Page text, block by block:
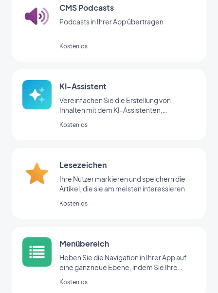
CMS Podcasts
Podcasts in Ihrer App übertragen
Kostenlos
KI-Assistent
Vereinfachen Sie die Erstellung von
Inhalten mit dem KI-Assistenten,
Kostenlos
Lesezeichen
Ihre Nutzer markieren und speichern die
Artikel, die sie am meisten interessieren
Kostenlos
Menübereich
Heben Sie die Navigation in Ihrer App auf
eine ganz neue Ebene, indem Sie Ihre
organisieren.
Kostenlos